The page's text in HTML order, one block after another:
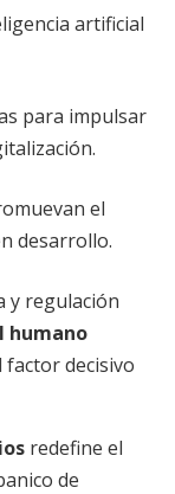
artificial
para impulsar
el
desarrollo.
y regulación
humano
factor decisivo
redefine el
de